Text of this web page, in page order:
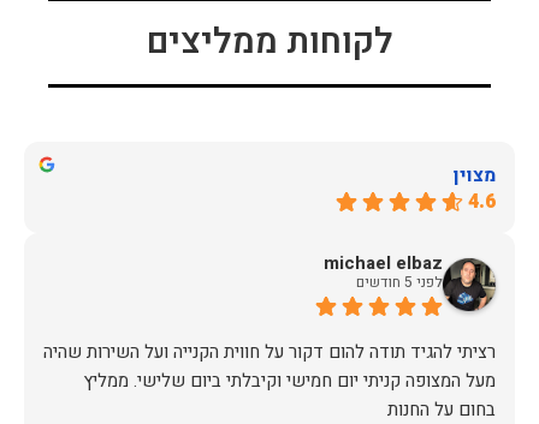
לקוחות ממליצים
מצוין
4.6
michael elbaz
לפני 5 חודשים
רציתי להגיד תודה להום דקור על חווית הקנייה ועל השירות שהיה
מעל המצופה קניתי יום חמישי וקיבלתי ביום שלישי. ממליץ
בחום על החנות